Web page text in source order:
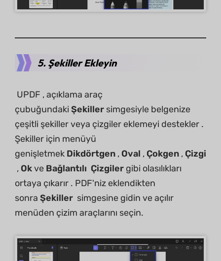
5. Şekiller Ekleyin
UPDF , açıklama araç
çubuğundaki Şekiller simgesiyle belgenize
çeşitli şekiller veya çizgiler eklemeyi destekler .
Şekiller için menüyü
genişletmek Dikdörtgen , Oval , Çokgen , Çizgi
, Okve Bağlantılı Çizgiler gibi olasılıkları
ortaya çıkarır . PDF'niz eklendikten
sonra Şekiller simgesine gidin ve açılır
menüden çizim araçlarını seçin.